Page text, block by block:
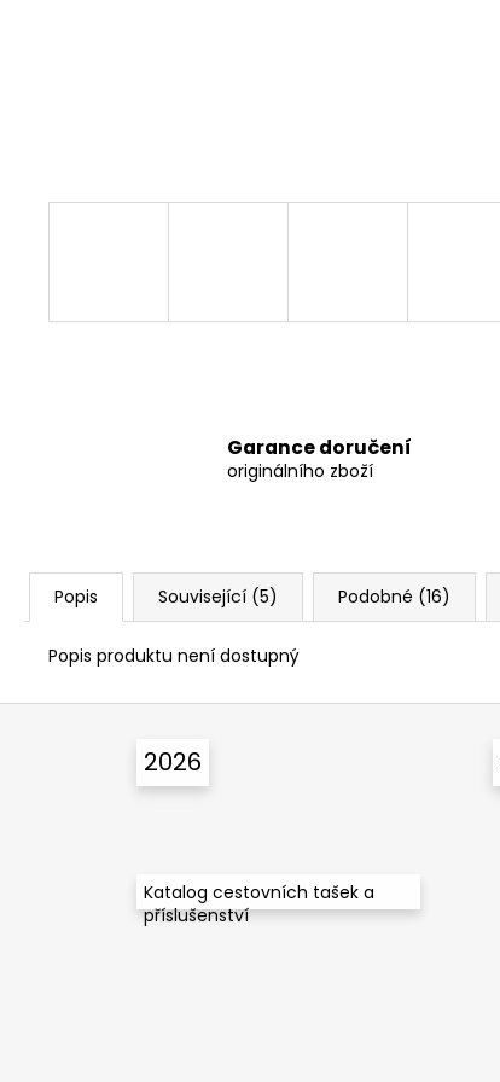
Garance doručení
originálního zboží
Popis Související (5) Podobné (16)
Popis produktu není dostupný
Z
2026
Katalog cestovních tašek a
příslušenství